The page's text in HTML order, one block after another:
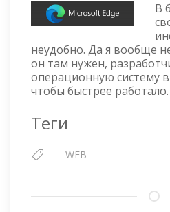
В
неудобно. Да я вообще
он там нужен,
операционную систему
чтобы быстрее работало.
Теги
WEB